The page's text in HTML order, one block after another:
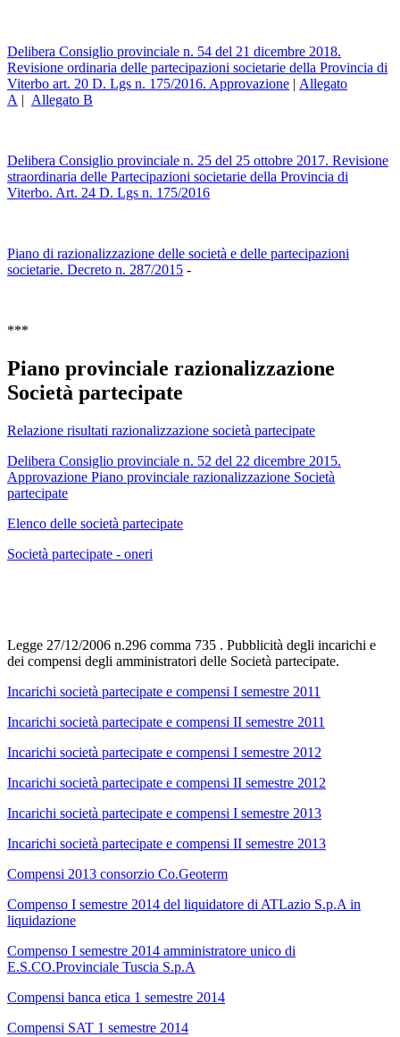
Delibera Consiglio provinciale n. 54 del 21 dicembre 2018.
Revisione ordinaria delle partecipazioni societarie della Provincia di
Viterbo art. 20 D. Lgs n. 175/2016. Approvazione | Allegato
A | Allegato B
Delibera Consiglio provinciale n. 25 del 25 ottobre 2017. Revisione
straordinaria delle Partecipazioni societarie della Provincia di
Viterbo. Art. 24 D. Lgs n. 175/2016
Piano di razionalizzazione delle società e delle partecipazioni
societarie. Decreto n. 287/2015 -
***
Piano provinciale razionalizzazione
Società partecipate
Relazione risultati razionalizzazione società partecipate
Delibera Consiglio provinciale n. 52 del 22 dicembre 2015.
Approvazione Piano provinciale razionalizzazione Società
partecipate
Elenco delle società partecipate
Società partecipate - oneri
Legge 27/12/2006 n.296 comma 735 . Pubblicità degli incarichi e
dei compensi degli amministratori delle Società partecipate.
Incarichi società partecipate e compensi I semestre 2011
Incarichi società partecipate e compensi II semestre 2011
Incarichi società partecipate e compensi I semestre 2012
Incarichi società partecipate e compensi II semestre 2012
Incarichi società partecipate e compensi I semestre 2013
Incarichi società partecipate e compensi II semestre 2013
Compensi 2013 consorzio Co.Geoterm
Compenso I semestre 2014 del liquidatore di ATLazio S.p.A in
liquidazione
Compenso I semestre 2014 amministratore unico di
E.S.CO.Provinciale Tuscia S.p.A
Compensi banca etica 1 semestre 2014
Compensi SAT 1 semestre 2014